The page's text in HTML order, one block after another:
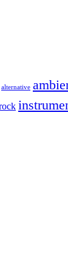
alternative